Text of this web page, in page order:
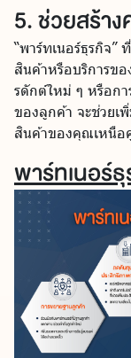
5. ช่วยสร้า
“พาร์ทเนอร์ธุรกิจ”
สินค้าหรือบริการข
รดักต์ใหม่ ๆ หรือก
ของลูกค้า จะช่วยเ
สินค้าของคุณเหนือ
พาร์ทเนอร์ธุ